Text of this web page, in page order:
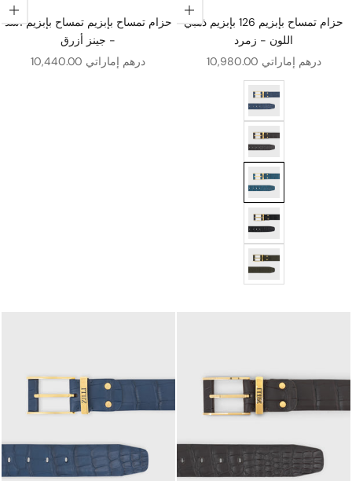
اختيار الخيارات
حزام تمساح بإبزيم تمساح بإبزيم أسد
- جينز أزرق
سعر البيع
10,440.00 درهم إماراتي
اختيار الخيارات
حزام تمساح بإبزيم 126 بإبزيم ذهبي
اللون - زمرد
سعر البيع
10,980.00 درهم إماراتي